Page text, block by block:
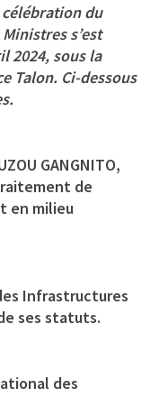
célébration du
s’est
2024, sous la
Talon. Ci-dessous
GANGNITO,
de
en milieu
Infrastructures
ses statuts.
des